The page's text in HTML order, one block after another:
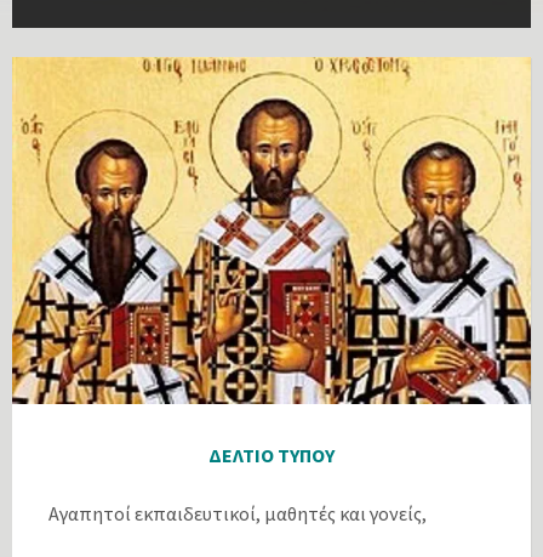
ΔΕΛΤΙΟ ΤΥΠΟΥ
Αγαπητοί εκπαιδευτικοί, μαθητές και γονείς,